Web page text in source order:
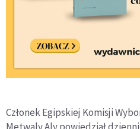
Członek Egipskiej Komisji